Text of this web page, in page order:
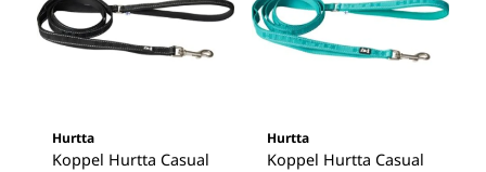
Hurtta
Koppel Hurtta Casual
Hurtta
Koppel Hurtta Casual